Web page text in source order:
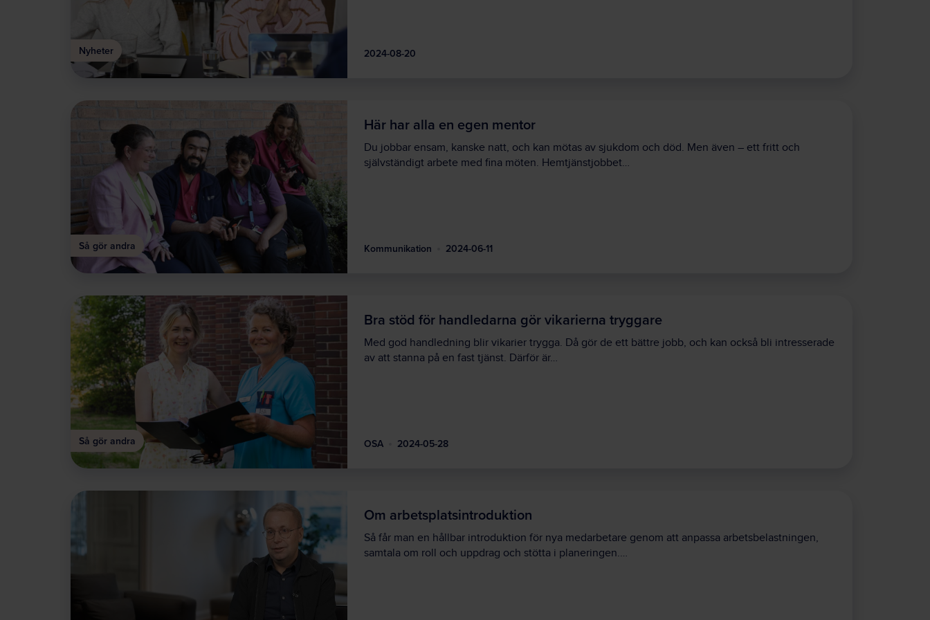
Nyheter 2024-08-20
Så gör andra
Här har alla en egen mentor
Du jobbar ensam, kanske natt, och kan mötas av sjukdom och död. Men även – ett fritt och
självständigt arbete med fina möten. Hemtjänstjobbet…
Kommunikation 2024-06-11
Så gör andra
Bra stöd för handledarna gör vikarierna tryggare
Med god handledning blir vikarier trygga. Då gör de ett bättre jobb, och kan också bli intresserade
av att stanna på en fast tjänst. Därför är…
OSA 2024-05-28
Om arbetsplatsintroduktion
Så får man en hållbar introduktion för nya medarbetare genom att anpassa arbetsbelastningen,
samtala om roll och uppdrag och stötta i planeringen.…